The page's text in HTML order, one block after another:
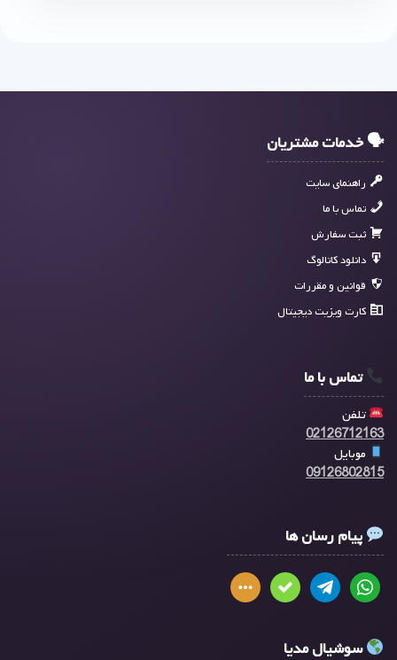
🗣 خدمات مشتریان
راهنمای سایت
تماس با ما
ثبت سفارش
دانلود کاتالوگ
قوانین و مقررات
کارت ویزیت دیجیتال
تماس با ما
تلفن
02126712163
موبایل
09126802815
پیام رسان ها
سوشیال مدیا